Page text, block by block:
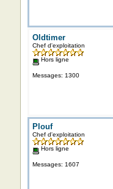
Oldtimer
Chef d'exploitation
Hors ligne
Messages: 1300
Plouf
Chef d'exploitation
Hors ligne
Messages: 1607